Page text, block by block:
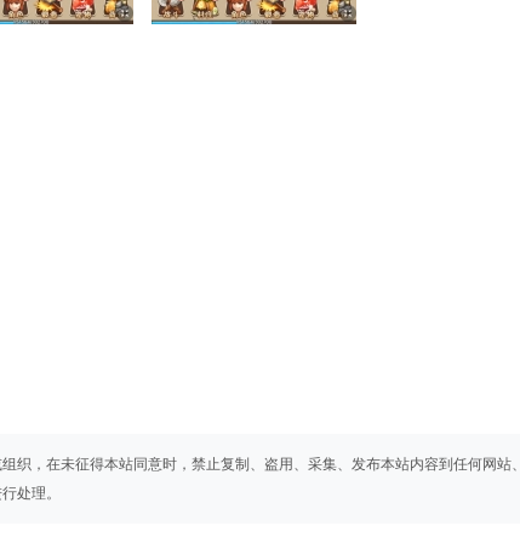
织，在未征得本站同意时，禁止复制、盗用、采集、发布本站内容到任何网站
处理。